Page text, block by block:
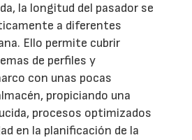
la longitud del pasador se
a diferentes
Ello permite cubrir
de perfiles y
con unas pocas
propiciando una
procesos optimizados
en la planificación de la